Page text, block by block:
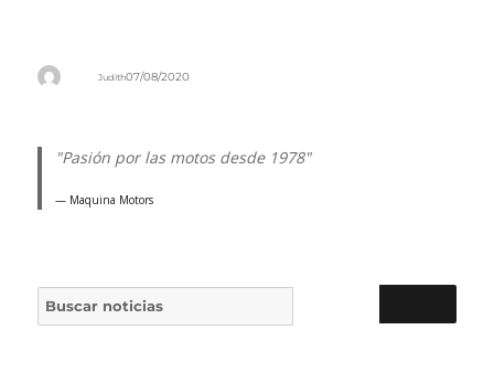
AutorJudith07/08/2020
"Pasión por las motos desde 1978"
Maquina Motors